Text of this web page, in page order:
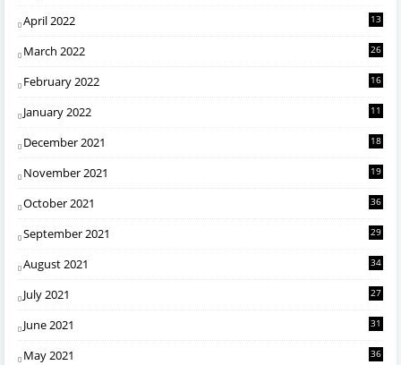
April 2022 13
March 2022 26
February 2022 16
January 2022 11
December 2021 18
November 2021 19
October 2021 36
September 2021 29
August 2021 34
July 2021 27
June 2021 31
May 2021 36